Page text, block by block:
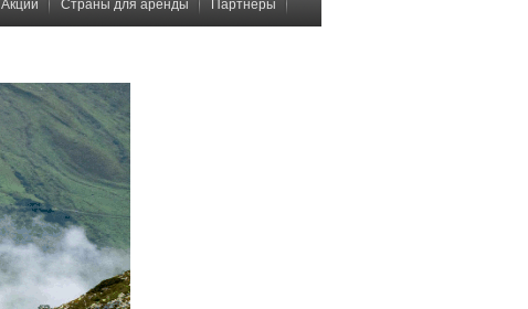
Акции Страны для аренды Партнеры